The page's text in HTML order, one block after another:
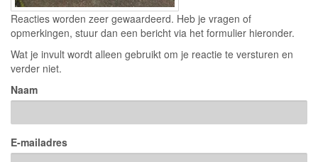
Reacties worden zeer gewaardeerd. Heb je vragen of
opmerkingen, stuur dan een bericht via het formulier hieronder.
Wat je invult wordt alleen gebruikt om je reactie te versturen en
verder niet.
Naam
E-mailadres